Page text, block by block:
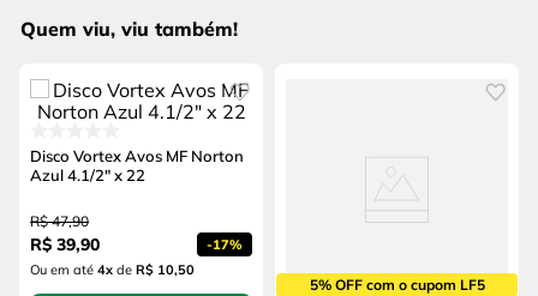
Quem viu, viu também!
Disco Vortex Avos MF Norton
Azul 4.1/2" x 22
R$ 47,90
R$ 39,90 -17%
Ou em até 4x de R$ 10,50
5% OFF com o cupom LF5